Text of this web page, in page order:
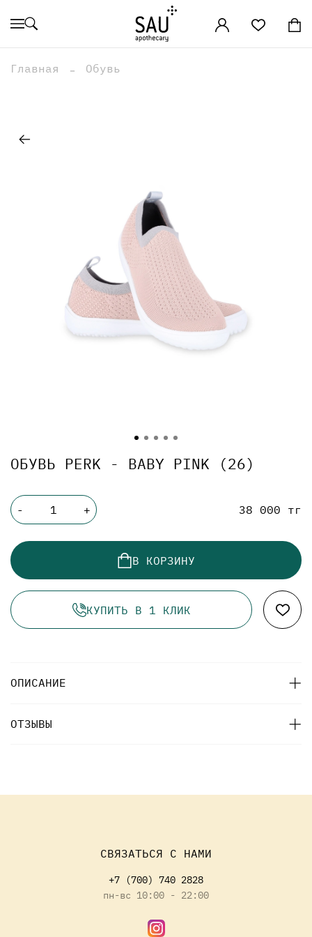
Главная Обувь
ОБУВЬ PERK - BABY PINK (26)
- + 38 000 тг
В КОРЗИНУ
КУПИТЬ В 1 КЛИК
ОПИСАНИЕ
ОТЗЫВЫ
СВЯЗАТЬСЯ С НАМИ
+7 (700) 740 2828
пн-вс 10:00 - 22:00